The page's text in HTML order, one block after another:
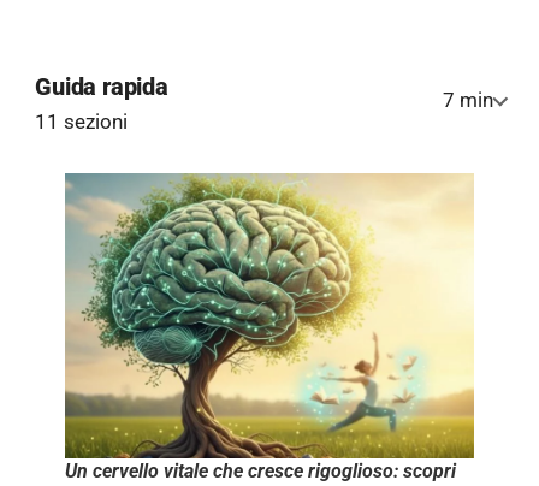
Guida rapida
11 sezioni
7 min
Un cervello vitale che cresce rigoglioso: scopri